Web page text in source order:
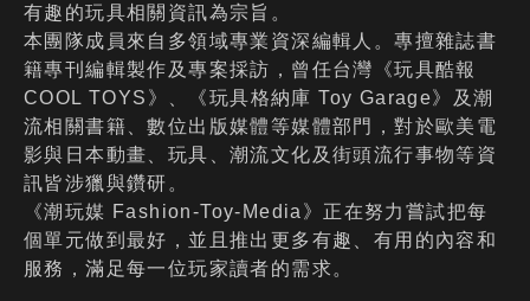
有趣的玩具相關資訊為宗旨。
本團隊成員來自多領域專業資深編輯人。專擅雜誌書
籍專刊編輯製作及專案採訪，曾任台灣《玩具酷報
COOL TOYS》、《玩具格納庫 Toy Garage》及潮
流相關書籍、數位出版媒體等媒體部門，對於歐美電
影與日本動畫、玩具、潮流文化及街頭流行事物等資
訊皆涉獵與鑽研。
《潮玩媒 Fashion-Toy-Media》正在努力嘗試把每
個單元做到最好，並且推出更多有趣、有用的內容和
服務，滿足每一位玩家讀者的需求。